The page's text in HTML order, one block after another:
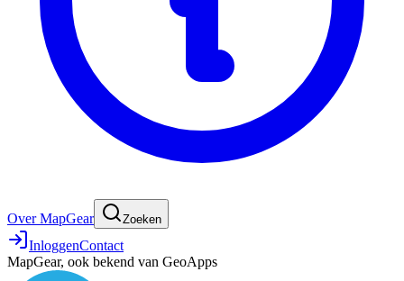
Over MapGear Zoeken
InloggenContact
MapGear, ook bekend van GeoApps